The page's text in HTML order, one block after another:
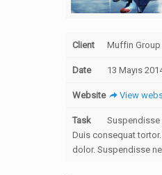
Client Muffin Group
Date 13 Mayıs
Website View
Task
Suspendisse
Duis consequat
dolor. Suspendisse